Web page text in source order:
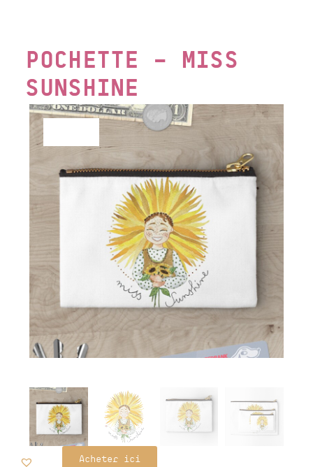
POCHETTE – MISS
SUNSHINE
Acheter ici